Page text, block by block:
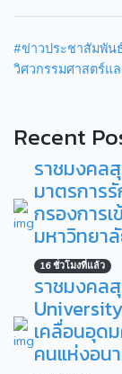
#ข่าวประชาสัมพัน
วิศวกรรมศาสตร์แ
Recent
ราชมงคล
มาตรการ
กรองการเ
มหาวิทยา
16 ชั่วโมงที่แล้ว
ราชมงคล
เคลื่อนอุด
คนแห่งอน